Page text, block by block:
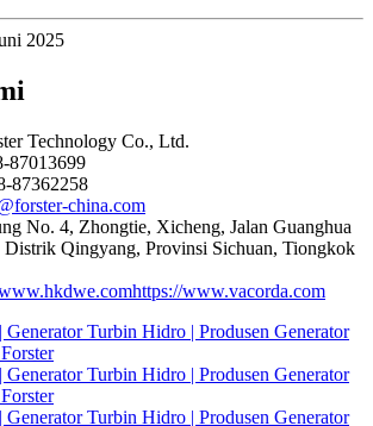
2025
Technology Co., Ltd.
87013699
87362258
china.com
No. 4, Zhongtie, Xicheng, Jalan Guanghua
Qingyang, Provinsi Sichuan, Tiongkok
https://www.vacorda.com